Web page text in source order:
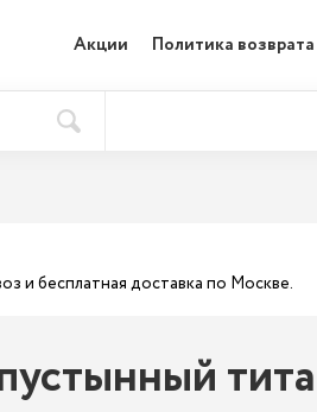
Акции Политика возврата
и бесплатная доставка по Москве.